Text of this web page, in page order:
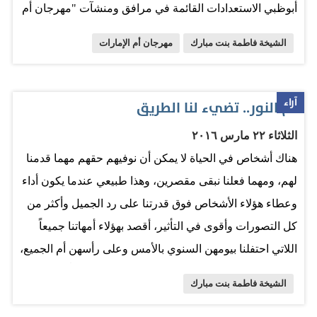
أبوظبي الاستعدادات القائمة في مرافق ومنشآت "مهرجان أم
جناح أم الإمارات الذي يعد أحد المعالم الرئيسية التي
المرأة سواء في دولة الإمارات أو خارجها. ويسلط "مهرجان أم
الإمارات" الضوء على رؤية وعطاء سمو الشيخة فاطمة بنت
مبارك التي ترتكز على ترسيخ أهمية الترابط الأسري وتعزيز
ثقافة التنوع الحضاري والتسامح بين أفراد المجتمع الإماراتي ..
كما تركز فعالياته على دور الأم في تعزيز التماسك الأسري
وأهميتها في المحافظة على القيم والعادات الأصيلة في
المجتمع . ويرحب المهرجان الذي يعتبر الحدث الوطني
الشيخة فاطمة بنت مبارك مهرجان أم الإمارات
آراء
أم النور.. تضيء لنا الطريق
الثلاثاء ٢٢ مارس ٢٠١٦
هناك أشخاص في الحياة لا يمكن أن نوفيهم حقهم مهما قدمنا
لهم، ومهما فعلنا نبقى مقصرين، وهذا طبيعي عندما يكون أداء
وعطاء هؤلاء الأشخاص فوق قدرتنا على رد الجميل وأكثر من
كل التصورات وأقوى في التأثير، أقصد بهؤلاء أمهاتنا جميعاً
اللاتي احتفلنا بيومهن السنوي بالأمس وعلى رأسهن أم الجميع،
الشيخة فاطمة بنت مبارك